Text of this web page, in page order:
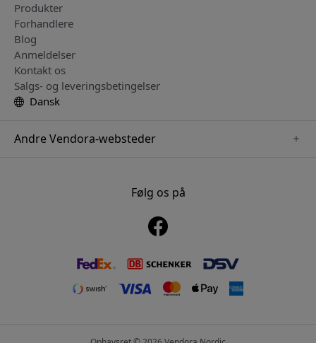
Produkter
Forhandlere
Blog
Anmeldelser
Kontakt os
Salgs- og leveringsbetingelser
Dansk
Andre Vendora-websteder
www.pipetto.se
Følg os på